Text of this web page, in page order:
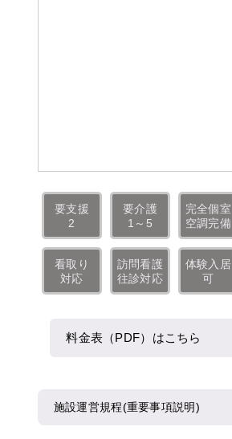
要支援
2
要介護
1～5
完全個室
空調完備
看取り
対応
訪問看護
往診対応
体験入居
可
料金表（PDF）はこちら
施設運営規程(重要事項説明)